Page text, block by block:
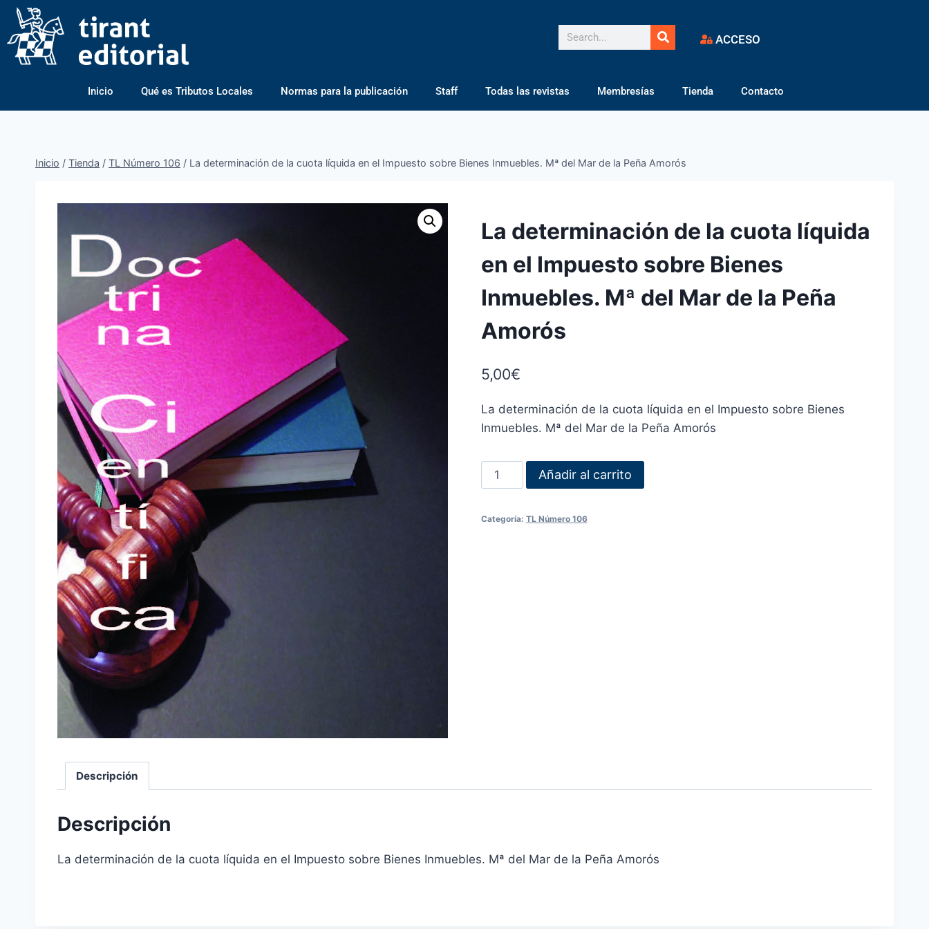
ACCESO
Inicio Qué es Tributos Locales Normas para la publicación Staff Todas las revistas Membresías Tienda Contacto
Inicio / Tienda / TL Número 106 / La determinación de la cuota líquida en el Impuesto sobre Bienes Inmuebles. Mª del Mar de la Peña Amorós
La determinación de la cuota líquida
en el Impuesto sobre Bienes
Inmuebles. Mª del Mar de la Peña
Amorós
5,00€
La determinación de la cuota líquida en el Impuesto sobre Bienes
Inmuebles. Mª del Mar de la Peña Amorós
Añadir al carrito
Categoría: TL Número 106
Descripción
Descripción
La determinación de la cuota líquida en el Impuesto sobre Bienes Inmuebles. Mª del Mar de la Peña Amorós